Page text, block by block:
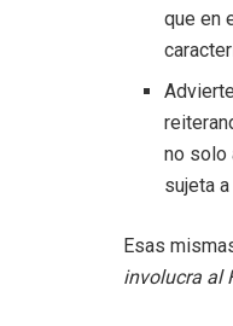
que en
no solo
sujeta
Esas
involucra al